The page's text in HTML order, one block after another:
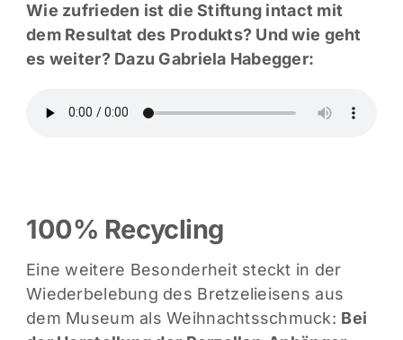
Wie zufrieden ist die Stiftung intact mit
dem Resultat des Produkts? Und wie geht
es weiter? Dazu Gabriela Habegger:
100% Recycling
Eine weitere Besonderheit steckt in der
Wiederbelebung des Bretzelieisens aus
dem Museum als Weihnachtsschmuck: Bei